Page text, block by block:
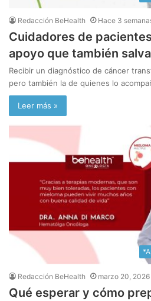
Redacción BeHealth Hace 3
Cuidadores de
apoyo que también
Recibir un diagnóstico de cáncer
pero también la de quienes lo
Leer más »
Redacción BeHealth marzo 20, 2026
Qué esperar y cómo